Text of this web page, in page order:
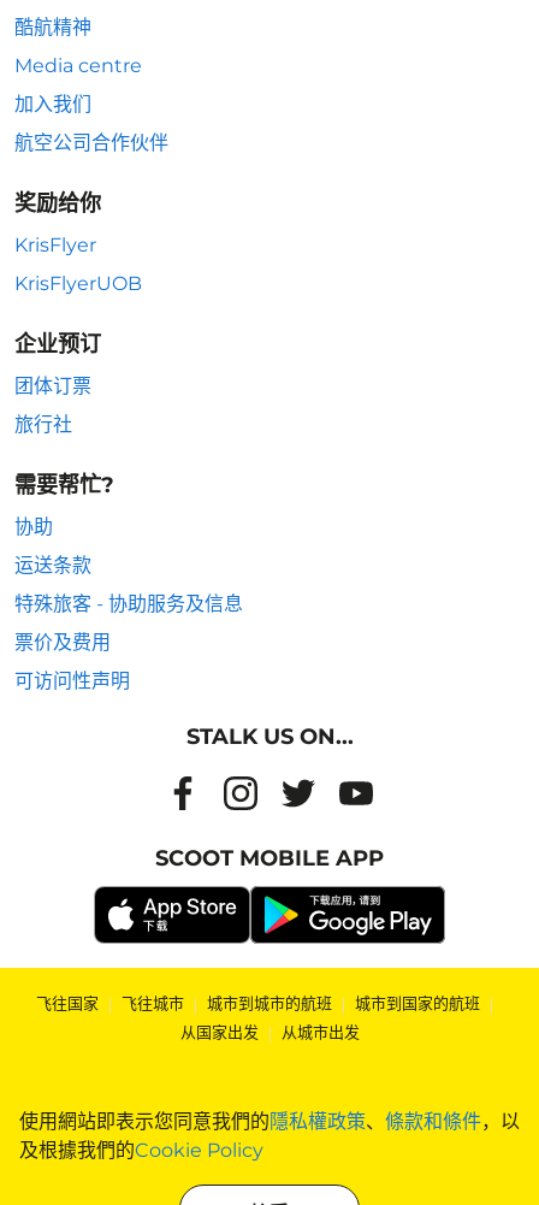
使用網站即表示您同意我們的隱私權政策、 條款和條件，以
及根據我們的Cookie Policy
酷航精神
Media centre
加入我们
航空公司合作伙伴
奖励给你
KrisFlyer
KrisFlyerUOB
企业预订
团体订票
旅行社
需要帮忙?
协助
运送条款
特殊旅客 - 协助服务及信息
票价及费用
可访问性声明
STALK US ON...
SCOOT MOBILE APP
飞往国家 | 飞往城市 | 城市到城市的航班 | 城市到国家的航班 |
从国家出发 | 从城市出发